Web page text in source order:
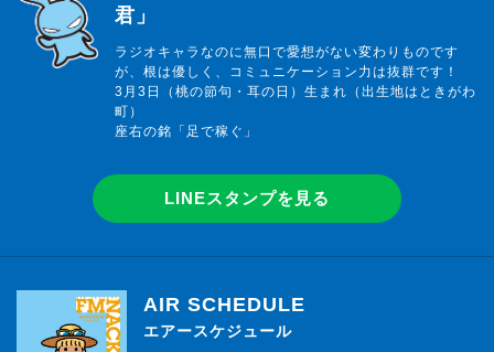
君」
ラジオキャラなのに無口で愛想がない変わりものです
が、根は優しく、コミュニケーション力は抜群です！
3月3日（桃の節句・耳の日）生まれ（出生地はときがわ
町）
座右の銘「足で稼ぐ」
LINEスタンプを見る
AIR SCHEDULE
エアースケジュール